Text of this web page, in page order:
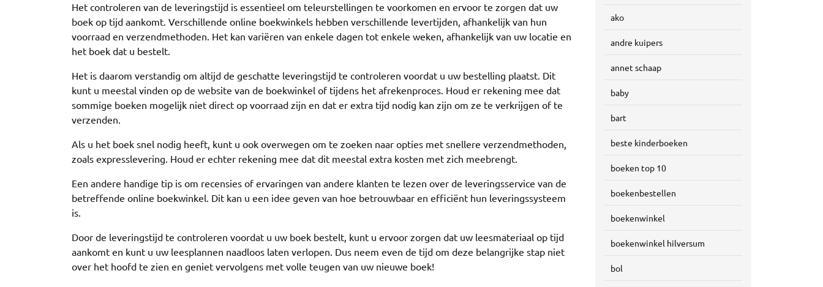
Het controleren van de leveringstijd is essentieel om teleurstellingen te voorkomen en ervoor te zorgen dat uw
boek op tijd aankomt. Verschillende online boekwinkels hebben verschillende levertijden, afhankelijk van hun
voorraad en verzendmethoden. Het kan variëren van enkele dagen tot enkele weken, afhankelijk van uw locatie en
het boek dat u bestelt.
Het is daarom verstandig om altijd de geschatte leveringstijd te controleren voordat u uw bestelling plaatst. Dit
kunt u meestal vinden op de website van de boekwinkel of tijdens het afrekenproces. Houd er rekening mee dat
sommige boeken mogelijk niet direct op voorraad zijn en dat er extra tijd nodig kan zijn om ze te verkrijgen of te
verzenden.
Als u het boek snel nodig heeft, kunt u ook overwegen om te zoeken naar opties met snellere verzendmethoden,
zoals expresslevering. Houd er echter rekening mee dat dit meestal extra kosten met zich meebrengt.
Een andere handige tip is om recensies of ervaringen van andere klanten te lezen over de leveringsservice van de
betreffende online boekwinkel. Dit kan u een idee geven van hoe betrouwbaar en efficiënt hun leveringssysteem
is.
Door de leveringstijd te controleren voordat u uw boek bestelt, kunt u ervoor zorgen dat uw leesmateriaal op tijd
aankomt en kunt u uw leesplannen naadloos laten verlopen. Dus neem even de tijd om deze belangrijke stap niet
over het hoofd te zien en geniet vervolgens met volle teugen van uw nieuwe boek!
ako
andre kuipers
annet schaap
baby
bart
beste kinderboeken
boeken top 10
boekenbestellen
boekenwinkel
boekenwinkel hilversum
bol